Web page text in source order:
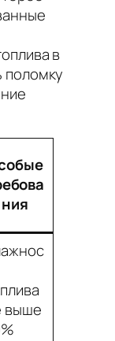
в
поломку
ния
выше